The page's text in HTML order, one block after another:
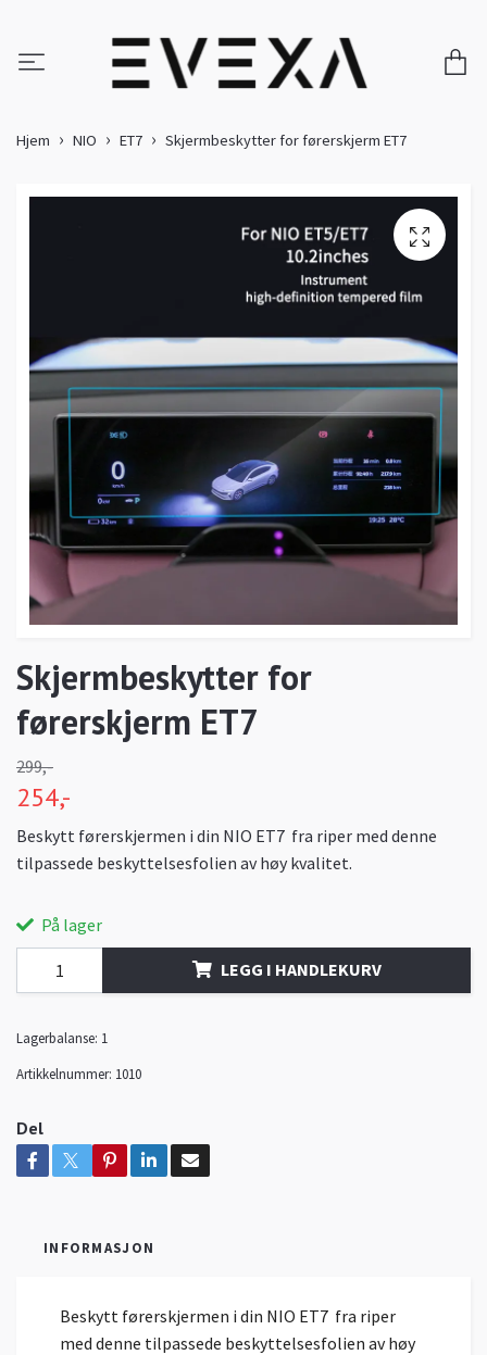
Hjem NIO ET7 Skjermbeskytter for førerskjerm ET7
Skjermbeskytter for
førerskjerm ET7
299,-
254,-
Beskytt førerskjermen i din NIO ET7 fra riper med denne
tilpassede beskyttelsesfolien av høy kvalitet.
På lager
LEGG I HANDLEKURV
Lagerbalanse: 1
Artikkelnummer: 1010
Del
INFORMASJON
Beskytt førerskjermen i din NIO ET7 fra riper
med denne tilpassede beskyttelsesfolien av høy